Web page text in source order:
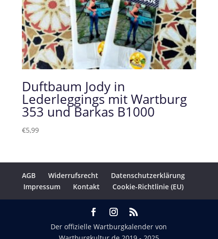
Duftbaum Jody in
Lederleggings mit Wartburg
353 und Barkas B1000
€5,99
AGB Widerrufsrecht
Datenschutzerklärung
Impressum
Kontakt Cookie-Richtlinie (EU)
Der offizielle Wartburgkalender von